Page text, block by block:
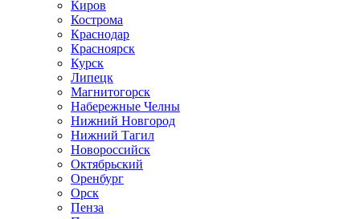
Киров
Кострома
Краснодар
Красноярск
Курск
Липецк
Магнитогорск
Набережные Челны
Нижний Новгород
Нижний Тагил
Новороссийск
Октябрьский
Оренбург
Орск
Пенза